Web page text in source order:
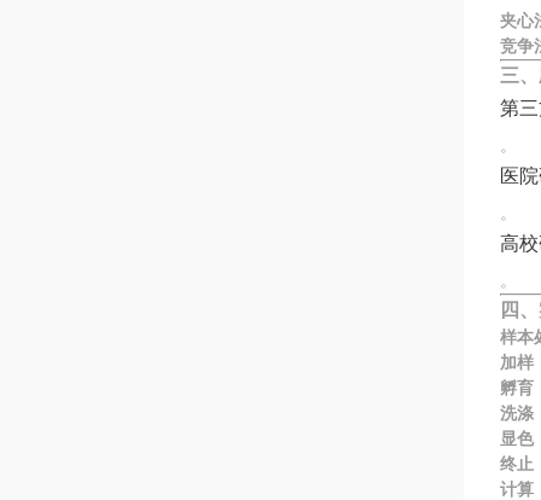
夹心
竞争
三
第
。
医
。
高
。
四
样本
加样
孵育
洗涤
显色
终止
计算